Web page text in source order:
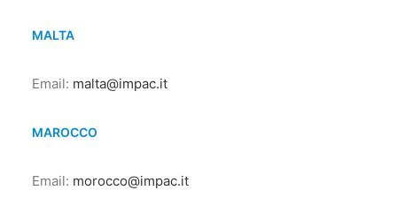
MALTA
Email: malta@impac.it
MAROCCO
Email: morocco@impac.it